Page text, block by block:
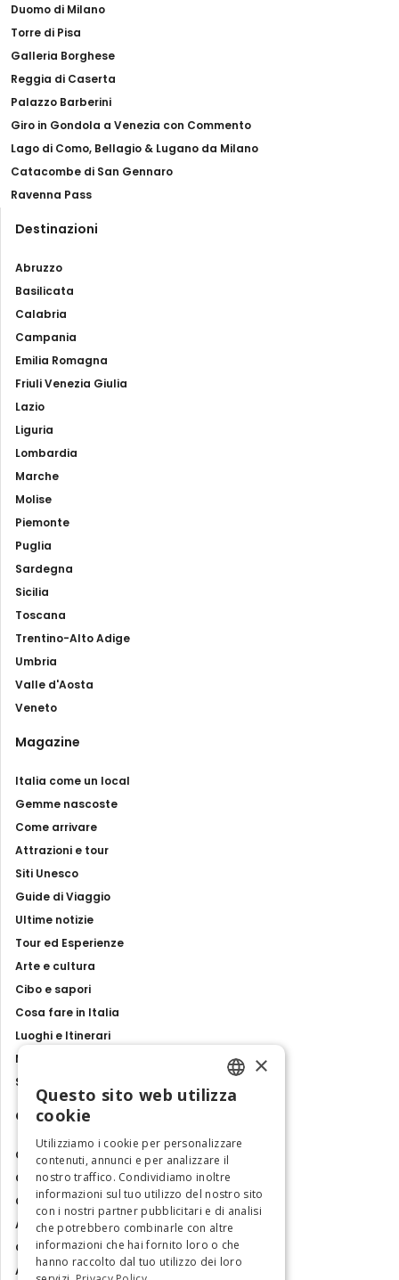
Duomo di Milano
Torre di Pisa
Galleria Borghese
Reggia di Caserta
Palazzo Barberini
Giro in Gondola a Venezia con Commento
Lago di Como, Bellagio & Lugano da Milano
Catacombe di San Gennaro
Ravenna Pass
Destinazioni
Abruzzo
Basilicata
Calabria
Campania
Emilia Romagna
Friuli Venezia Giulia
Lazio
Liguria
Lombardia
Marche
Molise
Piemonte
Puglia
Sardegna
Sicilia
Toscana
Trentino-Alto Adige
Umbria
Valle d'Aosta
Veneto
Magazine
Italia come un local
Gemme nascoste
Come arrivare
Attrazioni e tour
Siti Unesco
Guide di Viaggio
Ultime notizie
Tour ed Esperienze
Arte e cultura
Cibo e sapori
Cosa fare in Italia
Luoghi e Itinerari
Mostre, eventi e spettacoli
Storie e tradizioni
Contatti
Chi siamo
Collabora con noi
Contatti
Ambasciatrice dell'Eccellenza
Osservatorio Turismo
Area Riservata
ENGLISH
ITALIAN
×
Questo sito web utilizza
cookie
Utilizziamo i cookie per personalizzare
contenuti, annunci e per analizzare il
nostro traffico. Condividiamo inoltre
informazioni sul tuo utilizzo del nostro sito
con i nostri partner pubblicitari e di analisi
che potrebbero combinarle con altre
informazioni che hai fornito loro o che
hanno raccolto dal tuo utilizzo dei loro